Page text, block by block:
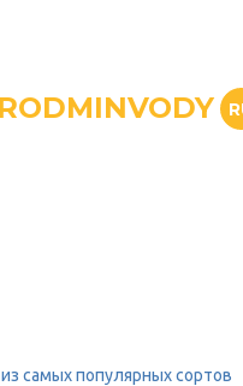
самых популярных сортов